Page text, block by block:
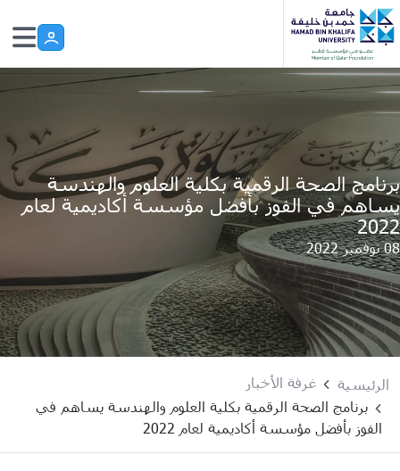
Skip to main content
برنامج الصحة الرقمية بكلية العلوم والهندسة
يساهم في الفوز بأفضل مؤسسة أكاديمية لعام
2022
08 نوفمبر 2022
الرئيسية
غرفة الأخبار
برنامج الصحة الرقمية بكلية العلوم والهندسة يساهم في
الفوز بأفضل مؤسسة أكاديمية لعام 2022